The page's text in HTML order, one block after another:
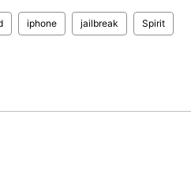
iphone jailbreak Spirit